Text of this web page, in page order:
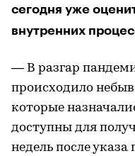
сегодня уже
внутренних
— В разгар
происходило
которые
доступны для
недель после